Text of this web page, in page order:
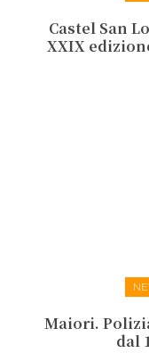
Castel San
XXIX
Maiori.
dal